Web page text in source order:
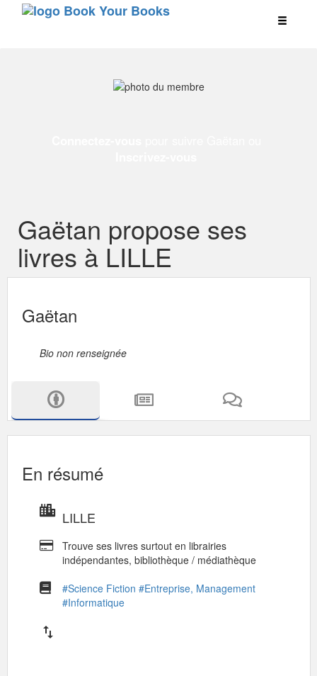
Gaëtan propose ses
livres à LILLE
Gaëtan
Bio non renseignée
En résumé
LILLE
Trouve ses livres surtout en librairies
indépendantes, bibliothèque / médiathèque
#Science Fiction #Entreprise, Management
#Informatique
import_export